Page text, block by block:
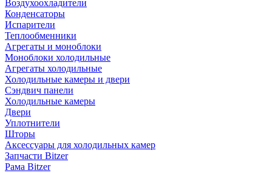
Воздухоохладители
Конденсаторы
Испарители
Теплообменники
Агрегаты и моноблоки
Моноблоки холодильные
Агрегаты холодильные
Холодильные камеры и двери
Сэндвич панели
Холодильные камеры
Двери
Уплотнители
Шторы
Аксессуары для холодильных камер
Запчасти Bitzer
Рама Bitzer